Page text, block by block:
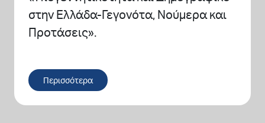
στην Ελλάδα-Γεγονότα, Νούμερα και
Προτάσεις».
Περισσότερα